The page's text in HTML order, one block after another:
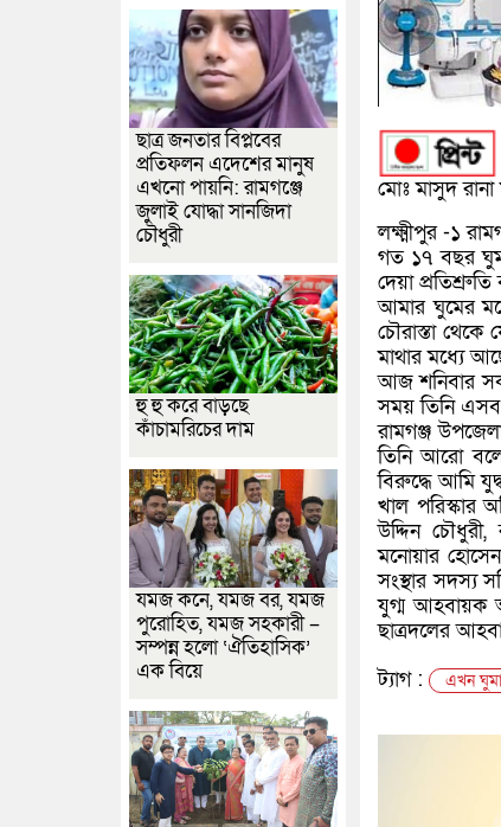
মোঃ মাসুদ রানা
লক্ষ্মীপুর -১
গত ১৭ বছর
দেয়া প্রতিশ্রুতি
আমার ঘুমের
চৌরাস্তা
মাথার মধ্যে
আজ শনিবার
সময় তিনি
রামগঞ্জ
তিনি আরো
বিরুদ্ধে আমি
খাল পরিস্কার
উদ্দিন
মনোয়ার
সংস্থার সদস্য
যুগ্ম আহবায়ক
ছাত্রদলের
ট্যাগ :
এখন
ছাত্র জনতার বিপ্লবের
প্রতিফলন এদেশের মানুষ
এখনো পায়নি: রামগঞ্জে
জুলাই যোদ্ধা সানজিদা
চৌধুরী
হু হু করে বাড়ছে
কাঁচামরিচের দাম
যমজ কনে, যমজ বর, যমজ
পুরোহিত, যমজ সহকারী –
সম্পন্ন হলো ‘ঐতিহাসিক’
এক বিয়ে